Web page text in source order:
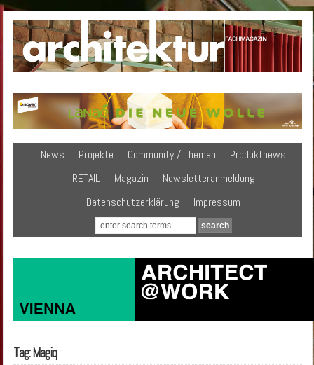
News Projekte Community / Themen
Produktnews
RETAIL
Magazin
Newsletteranmeldung
Datenschutzerklärung
Impressum
Tag: Magiq